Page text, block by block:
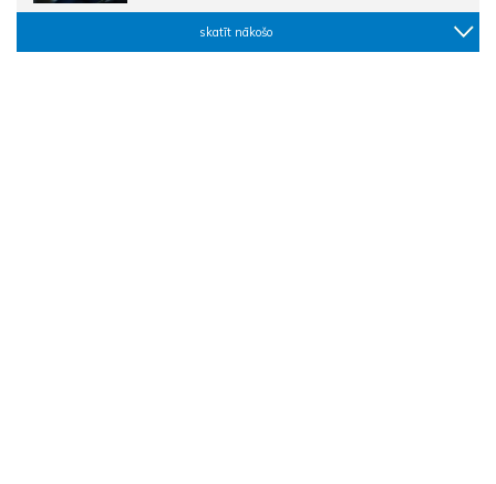
skatīt nākošo